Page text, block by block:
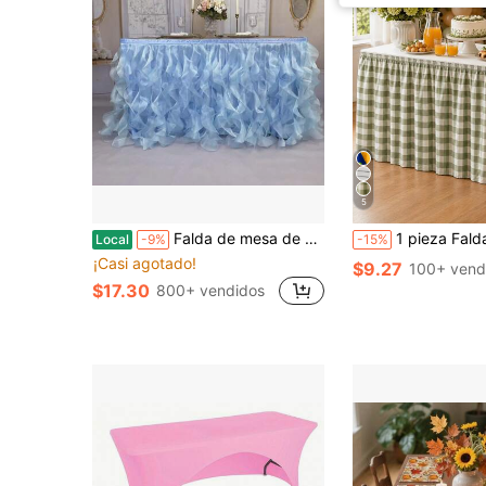
Local -9% Falda de mesa de organza de 6 pies, falda de mesa rizada, falda de mesa de sauce llorón para mesas rectangulares o redondas, decoración para despedida de soltera, cumpleaños, boda, banquete (L 72 in, A 30 in)
¡Casi agotado!
$17.30 800+ vendidos
5
-15% 1 pieza Falda de mesa de poliéster a cuadros verde salvia y blanco, estilo rústico de granja con ribete plisado, mantel
$9.27 100+